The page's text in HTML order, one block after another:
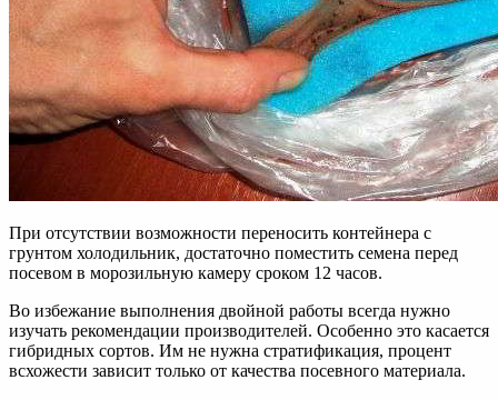
При отсутствии возможности переносить контейнера с
грунтом холодильник, достаточно поместить семена перед
посевом в морозильную камеру сроком 12 часов.
Во избежание выполнения двойной работы всегда нужно
изучать рекомендации производителей. Особенно это касается
гибридных сортов. Им не нужна стратификация, процент
всхожести зависит только от качества посевного материала.